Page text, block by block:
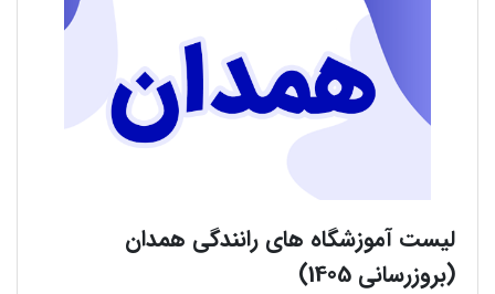
لیست آموزشگاه های رانندگی همدان
(بروزرسانی 1405)